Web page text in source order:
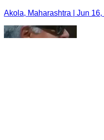
Akola, Maharashtra | Jun 16,